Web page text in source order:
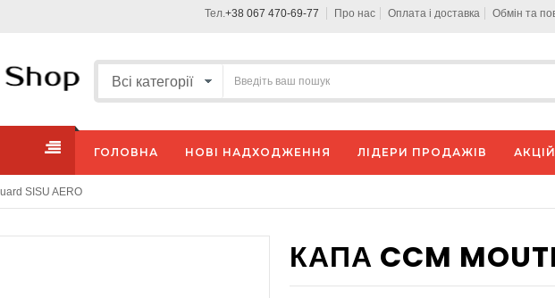
Тел.+38 067 470-69-77 Про нас Оплата і доставка Обмін та
ГОЛОВНА НОВІ НАДХОДЖЕННЯ ЛІДЕРИ ПРОДАЖІВ
SISU AERO
КАПА CCM